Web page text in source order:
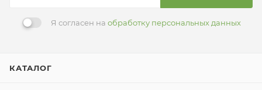
Я согласен на обработку персональных данных
КАТАЛОГ